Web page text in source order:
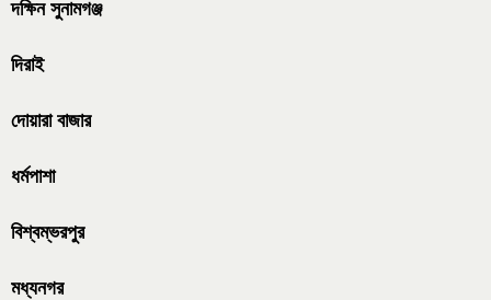
দক্ষিন সুনামগঞ্জ
দিরাই
দোয়ারা বাজার
ধর্মপাশা
বিশ্বম্ভরপুর
মধ্যনগর